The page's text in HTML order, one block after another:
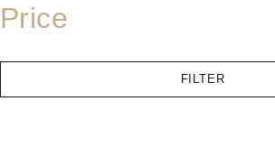
Price
FILTER